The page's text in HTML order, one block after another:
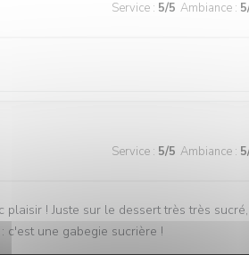
Service : 5/5 Ambiance : 5
Service : 5/5 Ambiance : 5
! Juste sur le dessert très très
c'est une gabegie sucrière !